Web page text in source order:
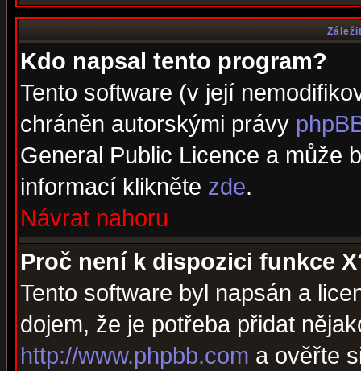
Kdo napsal tento program?
Tento software (v její
chráněn autorskými právy
General Public Licence a může
informací klikněte zde.
Návrat nahoru
Proč není k dispozici funkce
Tento software byl napsán a
dojem, že je potřeba přidat
http://www.phpbb.com a ověřte